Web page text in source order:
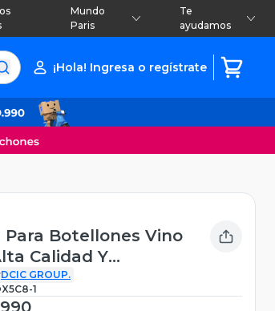
Mundo
Paris
Te
ayudamos
¡Hola! Ingresa o regístrate
Para Botellones Vino
Calidad Y
DCIC GROUP.
1